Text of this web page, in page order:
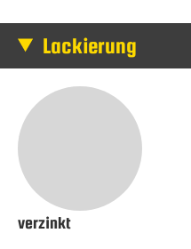
Lackierung
verzinkt